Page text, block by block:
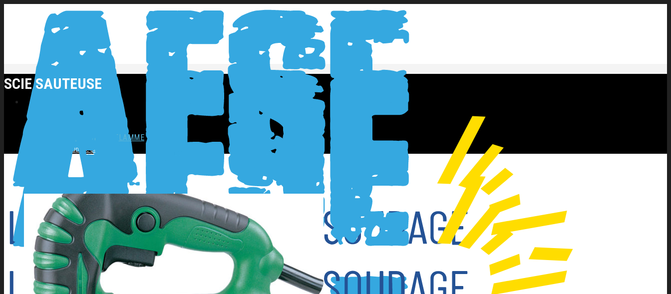
SOUDAGE COUPAGE FLAMME
Coupage plasma
Décapage inox
Flamme
Postes MIG
Postes TIG
OUTILLAGES
Outillage électroportatif
Outillage à main
Outillage Pneumatique
CONSOMMABLES
Abrasifs
Cartouche Silicone
SCIE SAUTEUSE